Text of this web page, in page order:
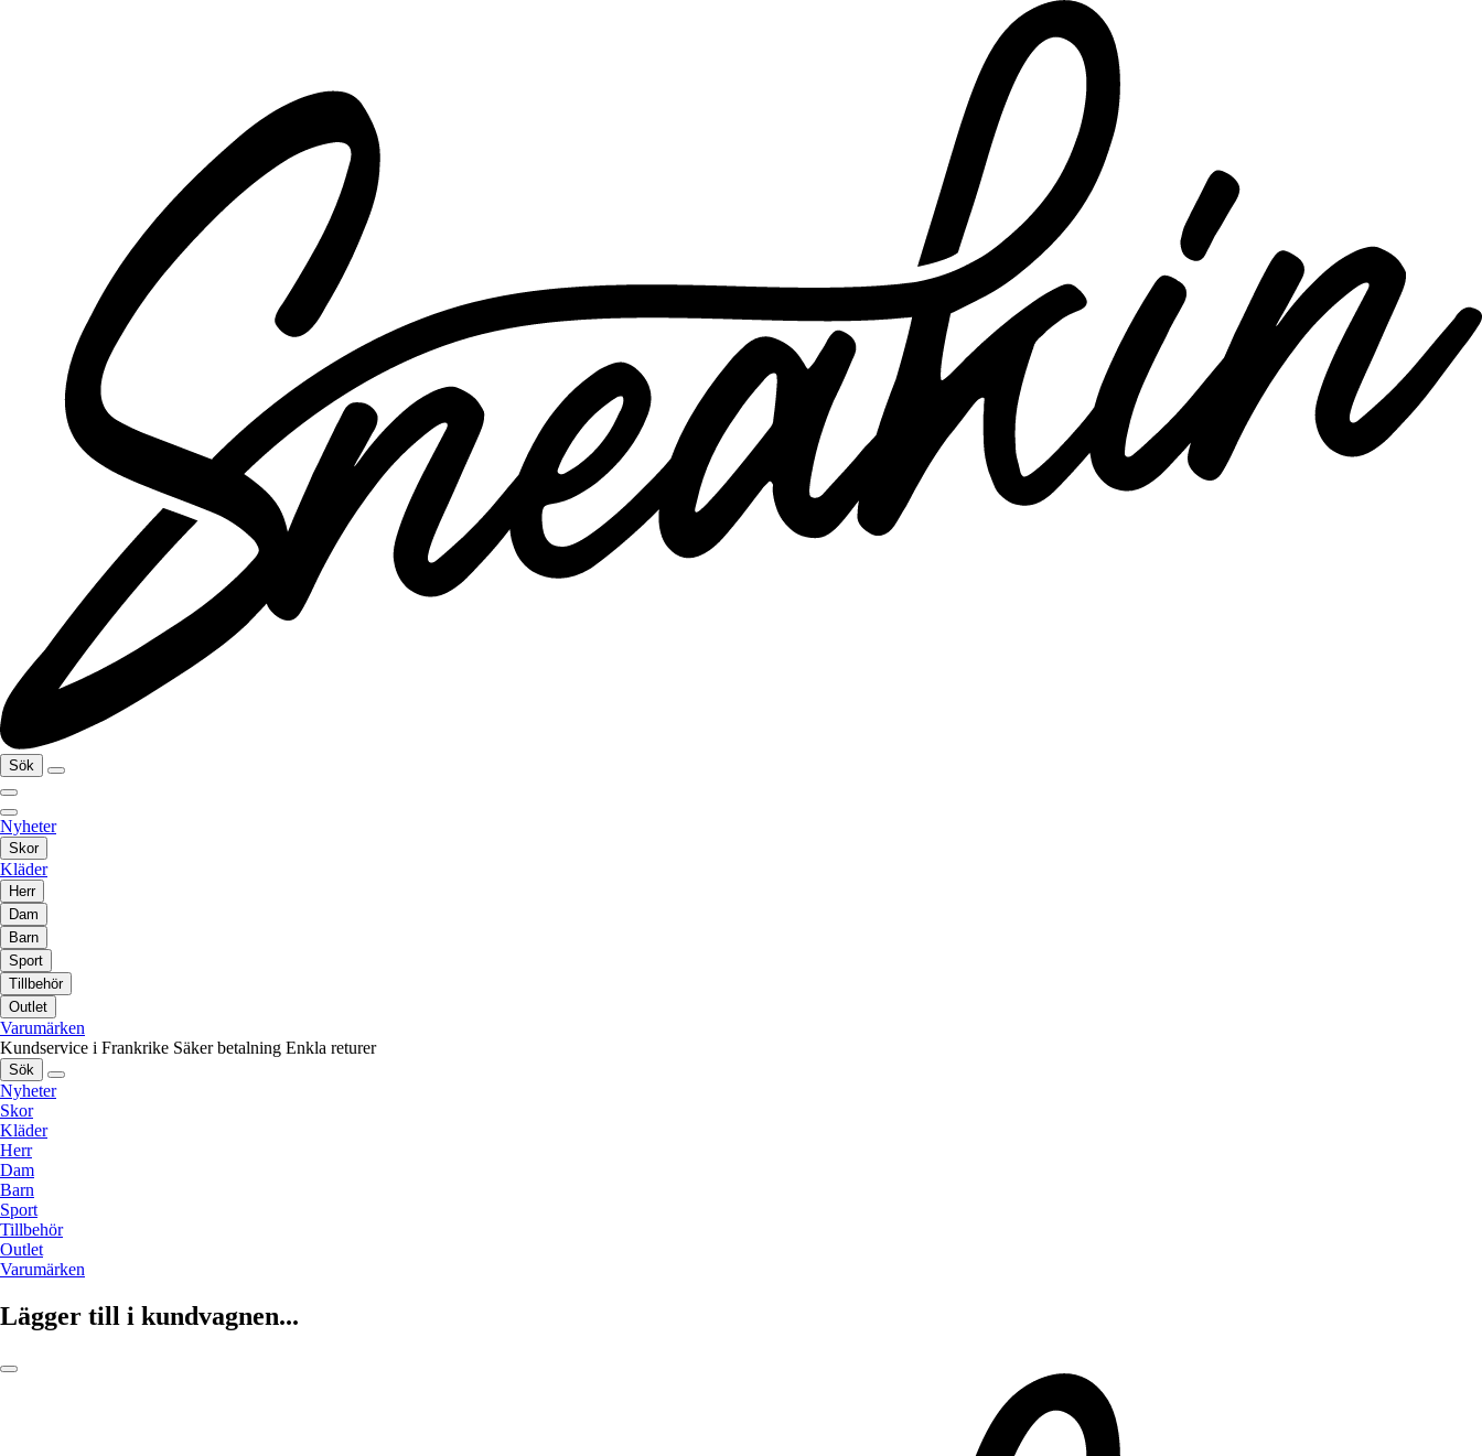
Sök
Nyheter
Skor
Kläder
Herr
Dam
Barn
Sport
Tillbehör
Outlet
Varumärken
Kundservice i Frankrike Säker betalning Enkla returer
Sök
Nyheter
Skor
Kläder
Herr
Dam
Barn
Sport
Tillbehör
Outlet
Varumärken
Lägger till i kundvagnen...